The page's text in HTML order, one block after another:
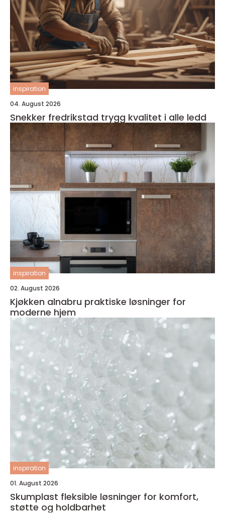
inspiration
04. August 2026
Snekker fredrikstad trygg kvalitet i alle ledd
inspiration
02. August 2026
Kjøkken alnabru praktiske løsninger for
moderne hjem
inspiration
01. August 2026
Skumplast fleksible løsninger for komfort,
støtte og holdbarhet